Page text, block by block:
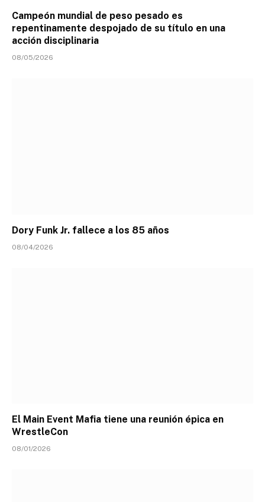
Campeón mundial de peso pesado es
repentinamente despojado de su título en una
acción disciplinaria
08/05/2026
Dory Funk Jr. fallece a los 85 años
08/04/2026
El Main Event Mafia tiene una reunión épica en
WrestleCon
08/01/2026